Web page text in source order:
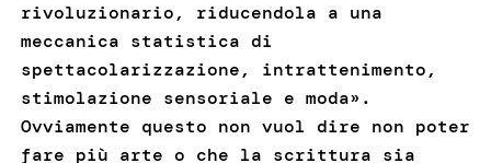
rivoluzionario, riducendola a una
meccanica statistica di
spettacolarizzazione, intrattenimento,
stimolazione sensoriale e moda».
Ovviamente questo non vuol dire non poter
fare più arte o che la scrittura sia